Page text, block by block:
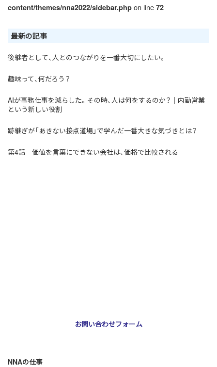
content/themes/nna2022/sidebar.php on line 72
最新の記事
後継者として、人とのつながりを一番大切にしたい。
趣味って、何だろう？
AIが事務仕事を減らした。その時、人は何をするのか？｜内勤営業
という新しい役割
跡継ぎが「あきない接点道場」で学んだ一番大きな気づきとは？
第4話 価値を言葉にできない会社は、価格で比較される
お問い合わせフォーム
NNAの仕事